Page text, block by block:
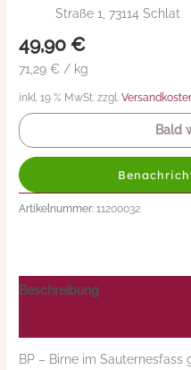
Straße 1, 73114 Schlat
49,90€
71,29 € / kg
inkl. 19 % MwSt. zzgl.
Bald
Artikelnummer:11200032
Beschreibung
BP – Birne im Sauternesfass